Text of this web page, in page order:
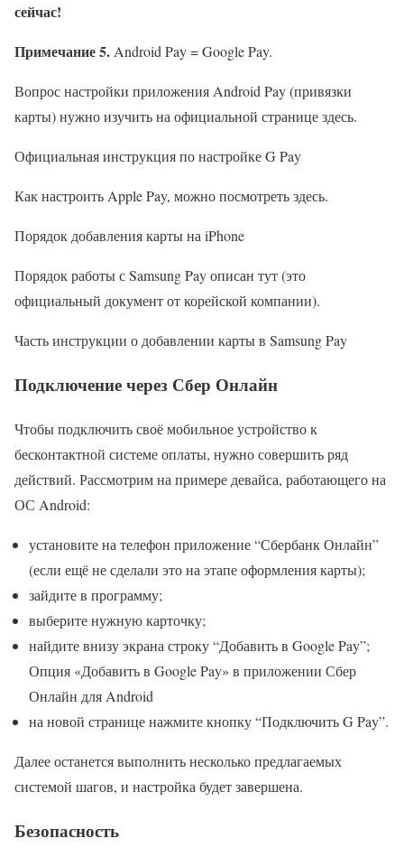
сейчас!
Примечание 5.Android Pay = Google Pay.
Вопрос настройки приложения Android Pay (привязки
карты) нужно изучить на официальной странице здесь.
Официальная инструкция по настройке G Pay
Как настроить Apple Pay, можно посмотреть здесь.
Порядок добавления карты на iPhone
Порядок работы с Samsung Pay описан тут (это
официальный документ от корейской компании).
Часть инструкции о добавлении карты в Samsung Pay
Подключение через Сбер Онлайн
Чтобы подключить своё мобильное устройство к
бесконтактной системе оплаты, нужно совершить ряд
действий. Рассмотрим на примере девайса, работающего на
ОС Android:
установите на телефон приложение “Сбербанк Онлайн”
(если ещё не сделали это на этапе оформления карты);
зайдите в программу;
выберите нужную карточку;
найдите внизу экрана строку “Добавить в Google Pay”;
Опция «Добавить в Google Pay» в приложении Сбер
Онлайн для Android
на новой странице нажмите кнопку “Подключить G Pay”.
Далее останется выполнить несколько предлагаемых
системой шагов, и настройка будет завершена.
Безопасность